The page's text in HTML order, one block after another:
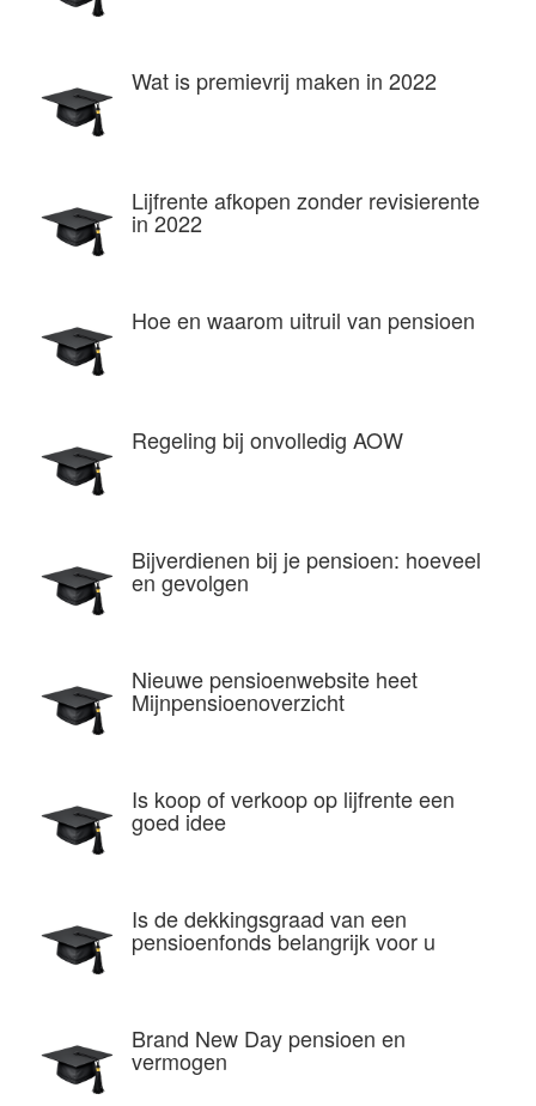
Wat is premievrij maken in 2022
Lijfrente afkopen zonder revisierente
in 2022
Hoe en waarom uitruil van pensioen
Regeling bij onvolledig AOW
Bijverdienen bij je pensioen: hoeveel
en gevolgen
Nieuwe pensioenwebsite heet
Mijnpensioenoverzicht
Is koop of verkoop op lijfrente een
goed idee
Is de dekkingsgraad van een
pensioenfonds belangrijk voor u
Brand New Day pensioen en
vermogen